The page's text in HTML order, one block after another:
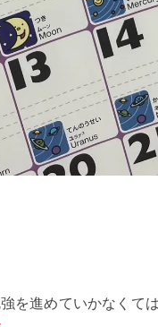
を進めていかなくては